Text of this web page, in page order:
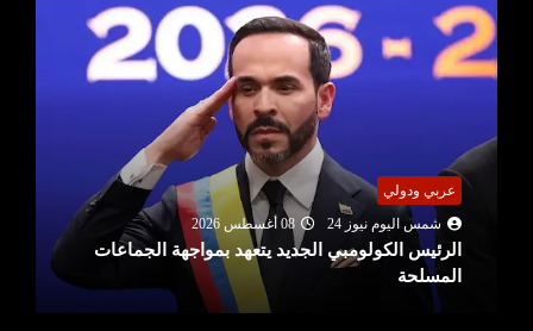
عربي ودولي
شمس اليوم نيوز 24
08 أغسطس 2026
الرئيس الكولومبي الجديد يتعهد بمواجهة الجماعات
المسلحة